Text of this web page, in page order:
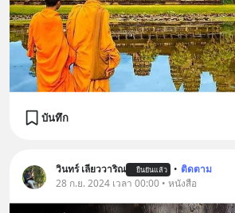
บันทึก
วินทร์ เลียววาริณ ยืนยันแล้ว • ติดตาม
28 ก.ย. 2024 เวลา 00:00 • หนังสือ